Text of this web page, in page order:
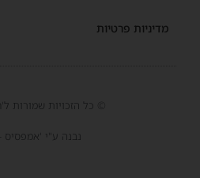
מדיניות פרטיות
© כל הזכויות שמורות
נבנה ע"י 'אמפסיס